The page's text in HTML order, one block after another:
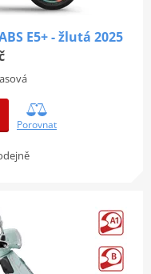
E5+ - žlutá 2025
Porovnat